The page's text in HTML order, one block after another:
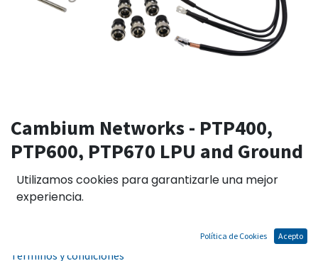
Cambium Networks - PTP400,
PTP600, PTP670 LPU and Ground
kit (1 PER ODU)
Términos y condiciones
Utilizamos cookies para garantizarle una mejor
experiencia.
Política de Cookies Acepto